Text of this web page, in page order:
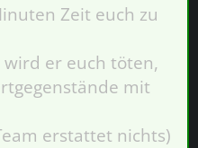
Zeit euch zu
wird er euch töten,
mit
erstattet nichts)